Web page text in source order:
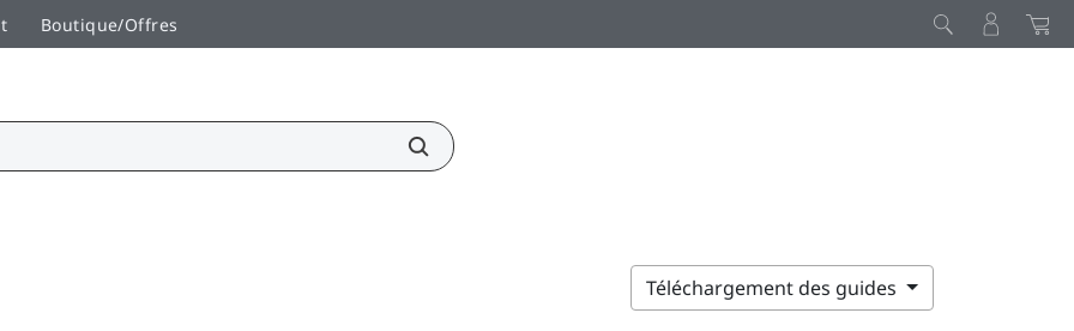
Boutique/Offres
Téléchargement des guides